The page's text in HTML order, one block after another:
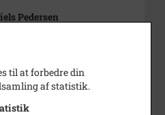
Pedersen
til at forbedre din
af statistik.